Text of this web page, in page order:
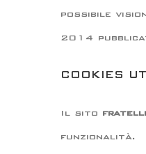
possibile
2014
COOKIES
Il sito
funzionalità.